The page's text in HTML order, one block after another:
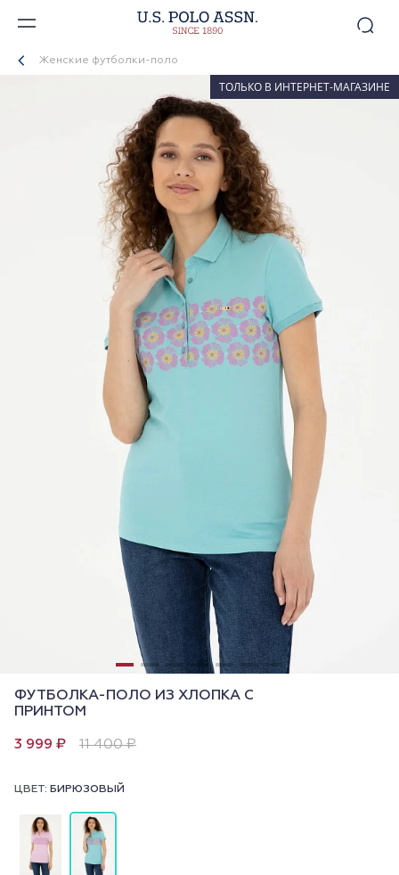
Женские футболки-поло
ТОЛЬКО В ИНТЕРНЕТ-МАГАЗИНЕ
ФУТБОЛКА-ПОЛО ИЗ ХЛОПКА С
ПРИНТОМ
3 999 ₽ 11 400 ₽
ЦВЕТ: БИРЮЗОВЫЙ